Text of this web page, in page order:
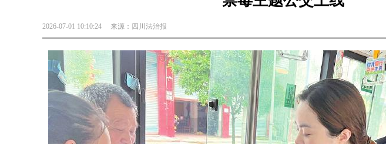
2026-07-01 10:10:24 来源： 四川法治报